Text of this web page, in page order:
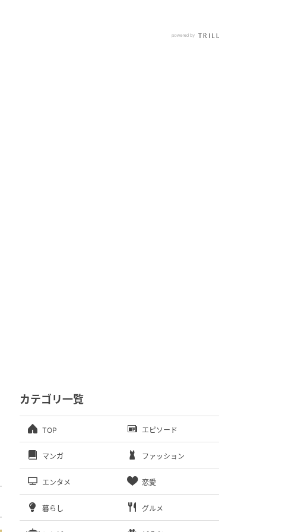
カテゴリ一覧
TOP エピソード
マンガ ファッション
エンタメ 恋愛
暮らし グルメ